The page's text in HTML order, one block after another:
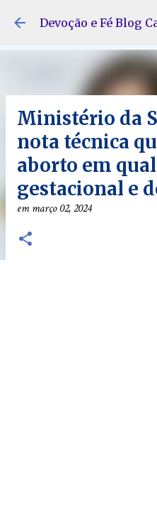
Pular para o
Devoção e Fé Blog
Ministério da
nota técnica
aborto em
gestacional e
emmarço 02, 2024